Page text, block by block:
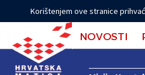
Korištenjem ove stranice
NOVOSTI